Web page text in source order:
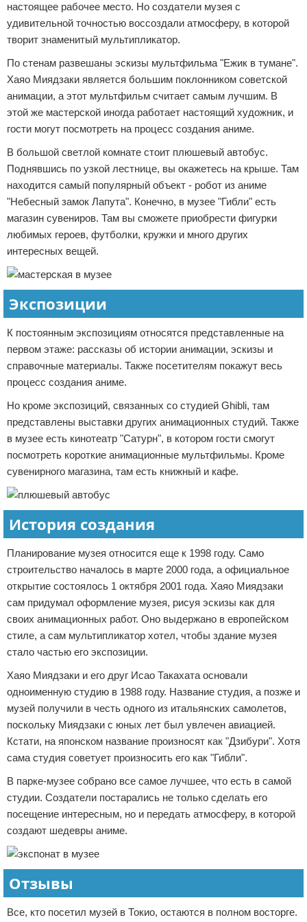
настоящее рабочее место. Но создатели музея с
удивительной точностью воссоздали атмосферу, в которой
творит знаменитый мультипликатор.
По стенам развешаны эскизы мультфильма "Ежик в тумане".
Хаяо Миядзаки является большим поклонником советской
анимации, а этот мультфильм считает самым лучшим. В
этой же мастерской иногда работает настоящий художник, и
гости могут посмотреть на процесс создания аниме.
В большой светлой комнате стоит плюшевый автобус.
Поднявшись по узкой лестнице, вы окажетесь на крыше. Там
находится самый популярный объект - робот из аниме
"Небесный замок Лапута". Конечно, в музее "Гибли" есть
магазин сувениров. Там вы сможете приобрести фигурки
любимых героев, футболки, кружки и много других
интересных вещей.
Экспозиции
К постоянным экспозициям относятся представленные на
первом этаже: рассказы об истории анимации, эскизы и
справочные материалы. Также посетителям покажут весь
процесс создания аниме.
Но кроме экспозиций, связанных со студией Ghibli, там
представлены выставки других анимационных студий. Также
в музее есть кинотеатр "Сатурн", в котором гости смогут
посмотреть короткие анимационные мультфильмы. Кроме
сувенирного магазина, там есть книжный и кафе.
История создания
Планирование музея относится еще к 1998 году. Само
строительство началось в марте 2000 года, а официальное
открытие состоялось 1 октября 2001 года. Хаяо Миядзаки
сам придумал оформление музея, рисуя эскизы как для
своих анимационных работ. Оно выдержано в европейском
стиле, а сам мультипликатор хотел, чтобы здание музея
стало частью его экспозиции.
Хаяо Миядзаки и его друг Исао Такахата основали
одноименную студию в 1988 году. Название студия, а позже и
музей получили в честь одного из итальянских самолетов,
поскольку Миядзаки с юных лет был увлечен авиацией.
Кстати, на японском название произносят как "Дзибури". Хотя
сама студия советует произносить его как "Гибли".
В парке-музее собрано все самое лучшее, что есть в самой
студии. Создатели постарались не только сделать его
посещение интересным, но и передать атмосферу, в которой
создают шедевры аниме.
Отзывы
Все, кто посетил музей в Токио, остаются в полном восторге.